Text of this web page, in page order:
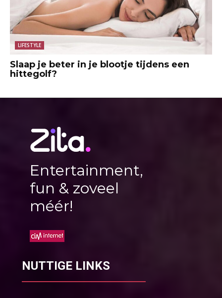
LIFESTYLE
Slaap je beter in je blootje tijdens een
hittegolf?
Entertainment,
fun & zoveel
méér!
NUTTIGE LINKS